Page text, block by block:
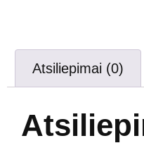
Atsiliepimai (0)